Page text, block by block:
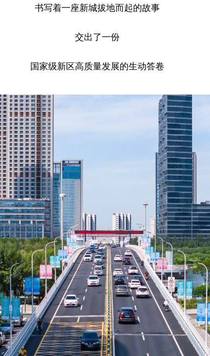
书写着一座新城拔地而起的故事
交出了一份
国家级新区高质量发展的生动答卷